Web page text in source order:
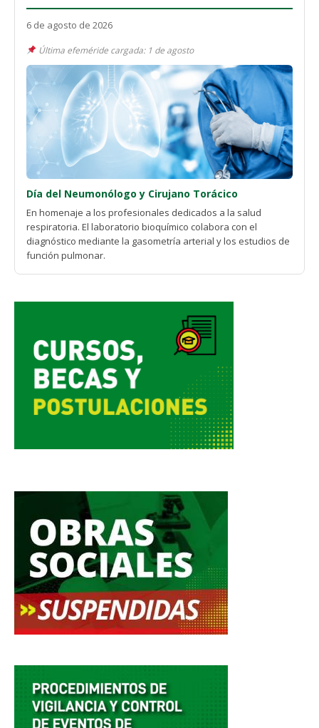
6 de agosto de 2026
Última efeméride cargada: 1 de agosto
Día del Neumonólogo y Cirujano Torácico
En homenaje a los profesionales dedicados a la salud
respiratoria. El laboratorio bioquímico colabora con el
diagnóstico mediante la gasometría arterial y los estudios de
función pulmonar.